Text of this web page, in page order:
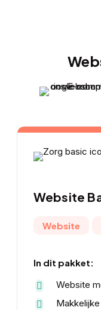
Website
Website
In dit pakket:
Website